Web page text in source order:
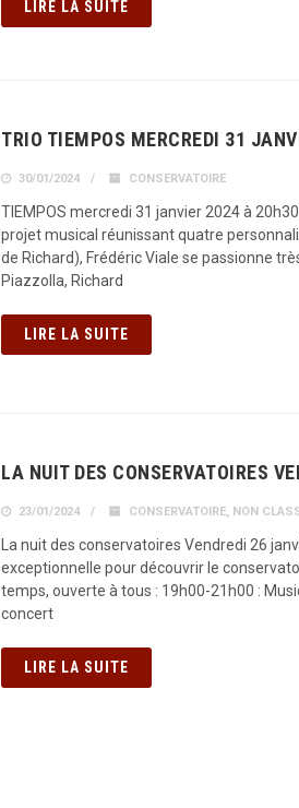
LIRE LA SUITE
TRIO TIEMPOS MERCREDI 31
30/01/2024 CONSERVATOIRE
TIEMPOS mercredi 31 janvier 2024 à
projet musical réunissant quatre
de Richard), Frédéric Viale se passionne
Piazzolla, Richard
LIRE LA SUITE
LA NUIT DES CONSERVATOIRES
23/01/2024 CONSERVATOIRE, NON
La nuit des conservatoires Vendredi 26
exceptionnelle pour découvrir le
temps, ouverte à tous : 19h00-21h00 :
concert
LIRE LA SUITE